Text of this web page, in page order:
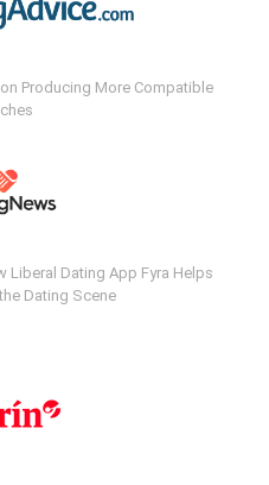
Producing More Compatible
Dating App Fyra Helps
Dating Scene